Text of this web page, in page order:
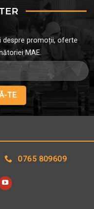
despre promoții, oferte
MAE.
0765 809609